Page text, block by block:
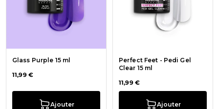
Glass Purple 15 ml
11,99 €
Ajouter
Perfect Feet - Pedi Gel
Clear 15 ml
11,99 €
Ajouter